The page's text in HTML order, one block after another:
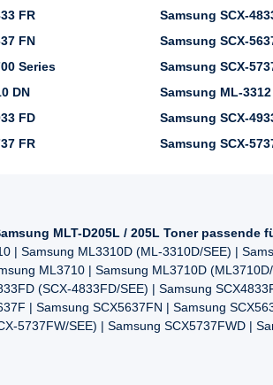
FR
Samsung SCX-
FN
Samsung SCX-
Series
Samsung SCX-
DN
Samsung ML-3312
FD
Samsung SCX-
FR
Samsung SCX-
MLT-D205L / 205L Toner passende
| Samsung ML3310D (ML-3310D/SEE) |
ML3710 | Samsung ML3710D
(SCX-4833FD/SEE) | Samsung
| Samsung SCX5637FN | Samsung
5737FW/SEE) | Samsung SCX5737FWD |